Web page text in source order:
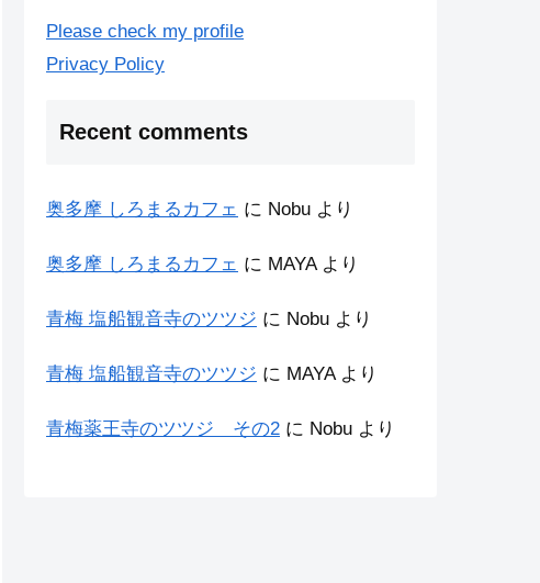
Please check my profile
Privacy Policy
Recent comments
奥多摩 しろまるカフェ に Nobu より
奥多摩 しろまるカフェ に MAYAより
青梅 塩船観音寺のツツジ に Nobu より
青梅 塩船観音寺のツツジ に MAYAより
青梅薬王寺のツツジ その2 に Nobu より